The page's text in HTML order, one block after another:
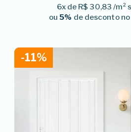
6x de R$ 30,83 /m²
ou5% de desconto
-11%